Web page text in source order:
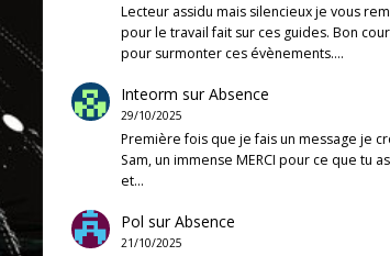
Lecteur assidu mais silencieux je vous
pour le travail fait sur ces guides. Bon
pour surmonter ces évènements.…
Inteorm surAbsence
29/10/2025
Première fois que je fais un message je
Sam, un immense MERCI pour ce que tu
et…
Pol surAbsence
21/10/2025